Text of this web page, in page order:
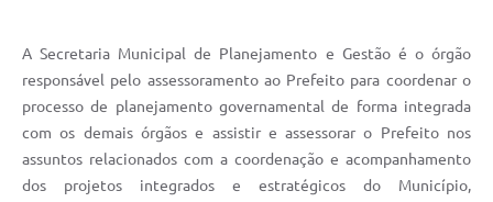
A Secretaria Municipal de Planejamento e Gestão é o órgão
responsável pelo assessoramento ao Prefeito para coordenar o
processo de planejamento governamental de forma integrada
com os demais órgãos e assistir e assessorar o Prefeito nos
assuntos relacionados com a coordenação e acompanhamento
dos projetos integrados e estratégicos do Município,